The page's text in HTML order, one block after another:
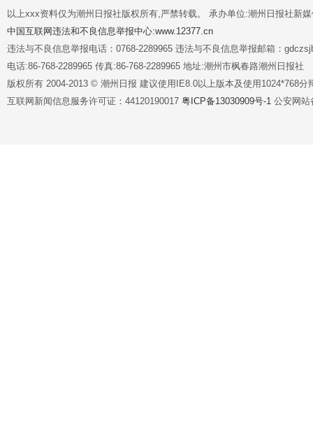
以上xxx资料仅为潮州日报社版权所有,严禁转载。 承办单位:潮州日报社新
中国互联网违法和不良信息举报中心:www.12377.cn
违法与不良信息举报电话：0768-2289965 违法与不良信息举报邮箱：
电话:86-768-2289965 传真:86-768-2289965 地址:潮州市枫春路潮州日报社
版权所有 2004-2013 © 潮州日报 建议使用IE8.0以上版本及使用1024*768分
互联网新闻信息服务许可证：44120190017 粤ICP备13030909号-1 公安网站